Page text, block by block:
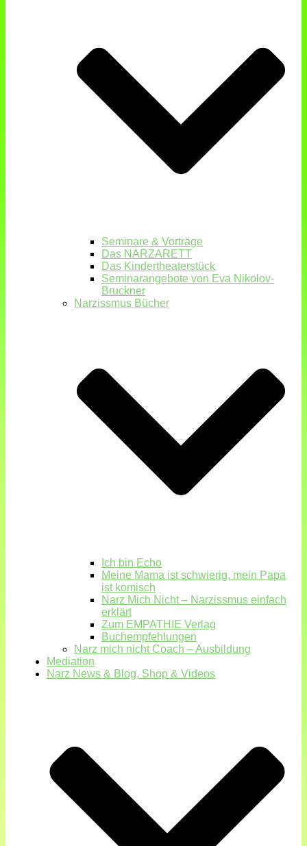
Seminare & Vorträge
Das NARZARETT
Das Kindertheaterstück
Seminarangebote von Eva Nikolov-
Bruckner
Narzissmus Bücher
Ich bin Echo
Meine Mama ist schwierig, mein Papa
ist komisch
Narz Mich Nicht – Narzissmus einfach
erklärt
Zum EMPATHIE Verlag
Buchempfehlungen
Narz mich nicht Coach – Ausbildung
Mediation
Narz News & Blog, Shop & Videos